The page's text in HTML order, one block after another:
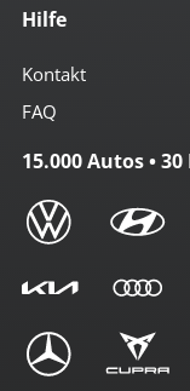
Hilfe
Kontakt
FAQ
15.000 Autos •